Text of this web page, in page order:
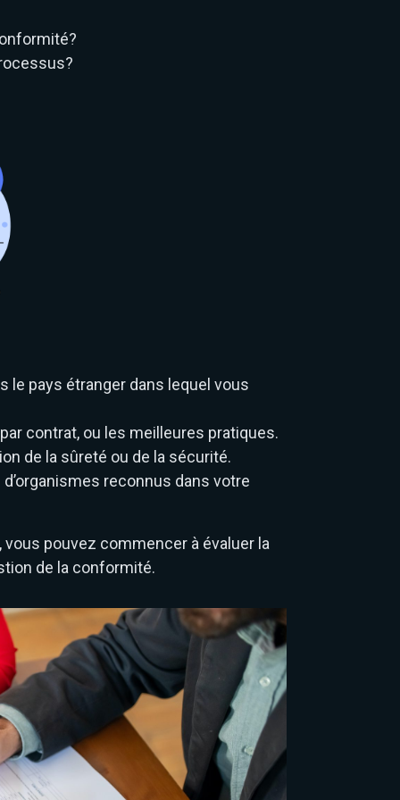
le pays étranger dans lequel vous
contrat, ou les meilleures pratiques.
de la sûreté ou de la sécurité.
reconnus dans votre
pouvez commencer à évaluer la
de la conformité.